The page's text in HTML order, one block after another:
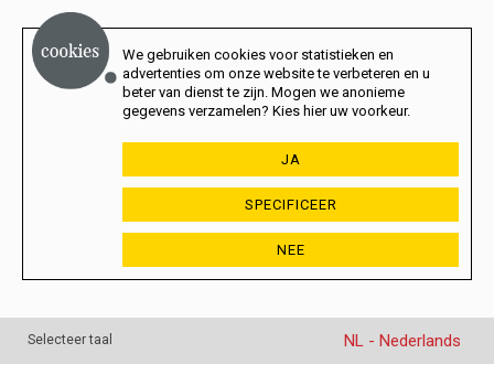
We gebruiken cookies voor statistieken en
advertenties om onze website te verbeteren en u
beter van dienst te zijn. Mogen we anonieme
gegevens verzamelen? Kies hier uw voorkeur.
JA
SPECIFICEER
NEE
Selecteer taal NL - Nederlands